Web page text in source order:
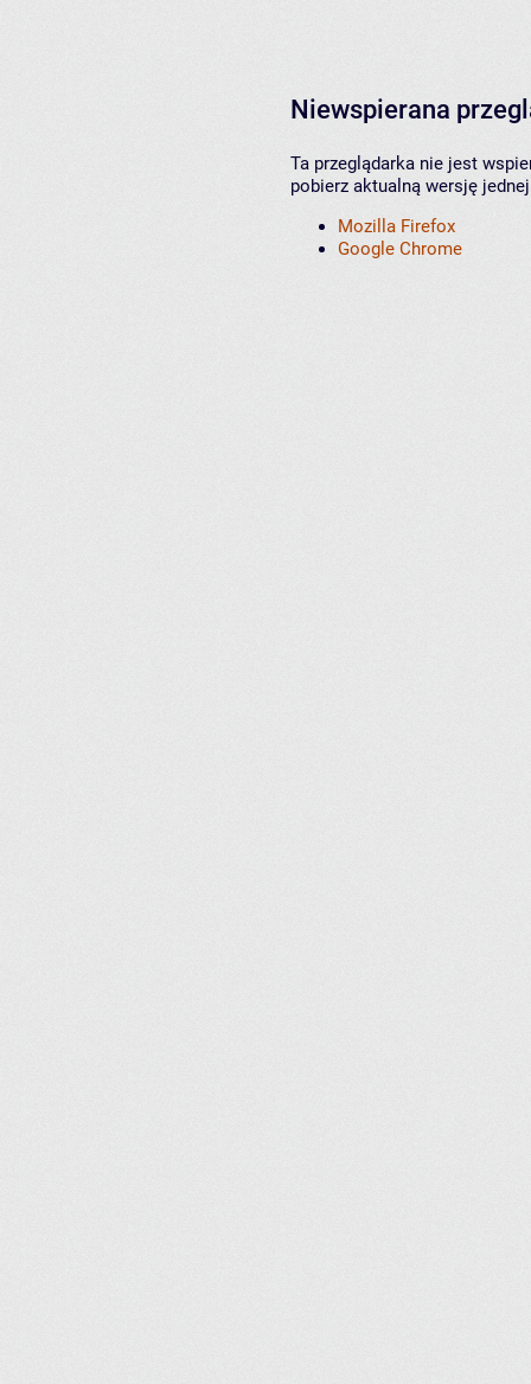
Niewspierana
Ta przeglądarka nie jest
pobierz aktualną wersję
Mozilla Firefox
Google Chrome